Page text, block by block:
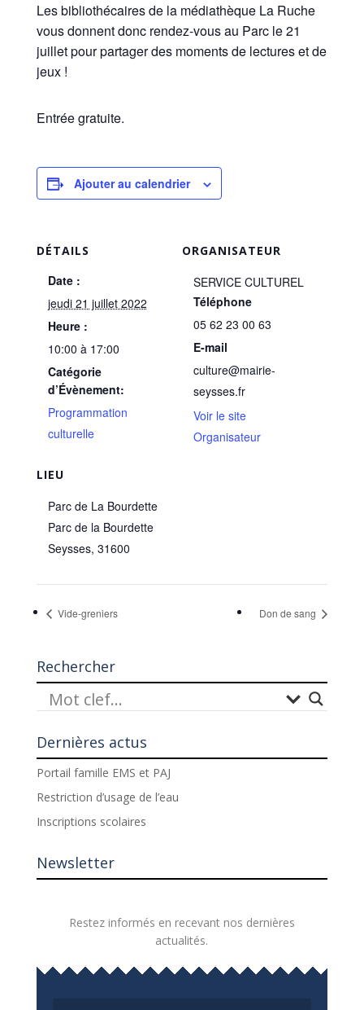
Les bibliothécaires de la médiathèque La Ruche
vous donnent donc rendez-vous au Parc le 21
juillet pour partager des moments de lectures et de
jeux !
Entrée gratuite.
Ajouter au calendrier
DÉTAILS
Date :
jeudi 21 juillet 2022
Heure :
10:00 à 17:00
Catégorie
d’Évènement:
Programmation
culturelle
LIEU
Parc de La Bourdette
Parc de la Bourdette
Seysses, 31600
ORGANISATEUR
SERVICE CULTUREL
Téléphone
05 62 23 00 63
E-mail
culture@mairie-
seysses.fr
Voir le site
Organisateur
Vide-greniers Don de sang
Rechercher
Dernières actus
Portail famille EMS et PAJ
Restriction d’usage de l’eau
Inscriptions scolaires
Newsletter
Restez informés en recevant nos dernières
actualités.